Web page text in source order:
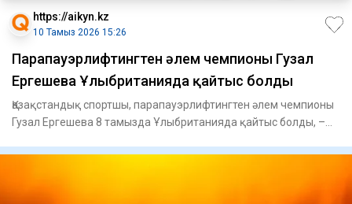
https://aikyn.kz
10 Тамыз 2026 15:26
Парапауэрлифтингтен әлем чемпионы Гузал
Ергешева Ұлыбританияда қайтыс болды
Қазақстандық спортшы, парапауэрлифтингтен әлем чемпионы
Гузал Ергешева 8 тамызда Ұлыбританияда қайтыс болды, –